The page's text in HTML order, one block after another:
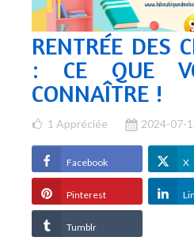
RENTRÉE DES
: CE QUE
CONNAÎTRE !
1 Appréciée 2024-07-
Facebook X
Pinterest
Tumblr